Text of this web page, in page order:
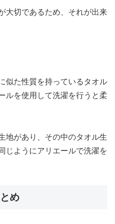
大切であるため、それが出来
似た性質を持っているタオル
ルを使用して洗濯を行うと柔
地があり、その中のタオル生
じようにアリエールで洗濯を
め